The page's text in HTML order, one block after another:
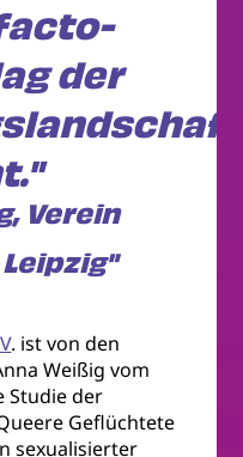
der
Verein
. ist von den
Weißig vom
Studie der
Geflüchtete
sexualisierter